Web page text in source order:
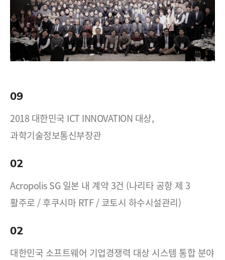
09
2018 대한민국 ICT INNOVATION 대상,
과학기술정보통신부장관
02
Acropolis SG 일본 내 계약 3건 (나리타 공항 제 3
활주로 / 후쿠시마 RTF / 쿄토시 하수시설관리)
02
대한민국 소프트웨어 기업경쟁력 대상 시스템 통합 분야